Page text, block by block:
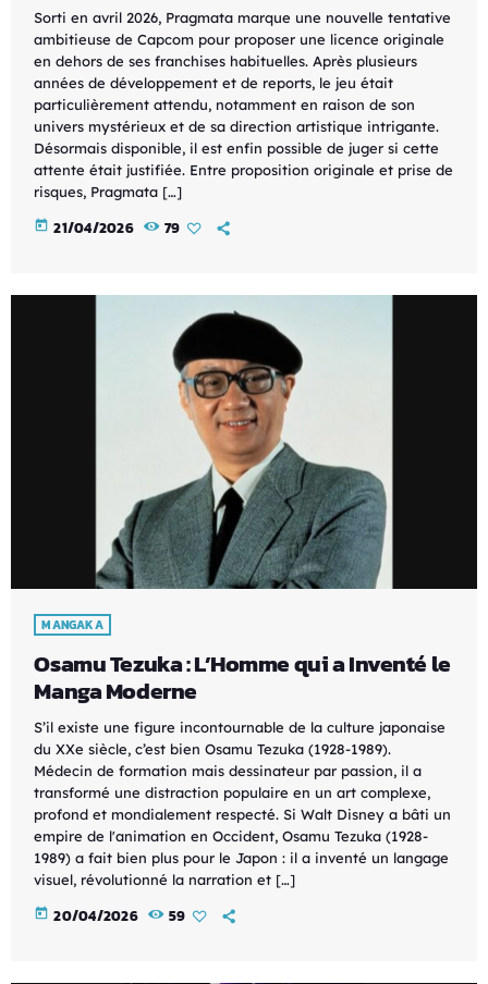
Sorti en avril 2026, Pragmata marque une nouvelle tentative
ambitieuse de Capcom pour proposer une licence originale
en dehors de ses franchises habituelles. Après plusieurs
années de développement et de reports, le jeu était
particulièrement attendu, notamment en raison de son
univers mystérieux et de sa direction artistique intrigante.
Désormais disponible, il est enfin possible de juger si cette
attente était justifiée. Entre proposition originale et prise de
risques, Pragmata […]
today 21/04/2026 79
MANGAKA
Osamu Tezuka : L’Homme qui a Inventé le
Manga Moderne
S’il existe une figure incontournable de la culture japonaise
du XXe siècle, c’est bien Osamu Tezuka (1928-1989).
Médecin de formation mais dessinateur par passion, il a
transformé une distraction populaire en un art complexe,
profond et mondialement respecté. Si Walt Disney a bâti un
empire de l'animation en Occident, Osamu Tezuka (1928-
1989) a fait bien plus pour le Japon : il a inventé un langage
visuel, révolutionné la narration et […]
today 20/04/2026 59